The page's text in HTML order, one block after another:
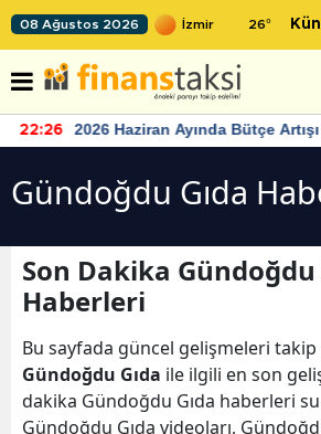
08 Ağustos 2026 26°
22:26 2026 Haziran Ayında Bütçe Artışı
Gündoğdu Gıda
Son Dakika Gündoğdu
Haberleri
Bu sayfada güncel gelişmeleri
Gündoğdu Gıda ile ilgili en son
dakika Gündoğdu Gıda haberleri
Gündoğdu Gıda videoları,